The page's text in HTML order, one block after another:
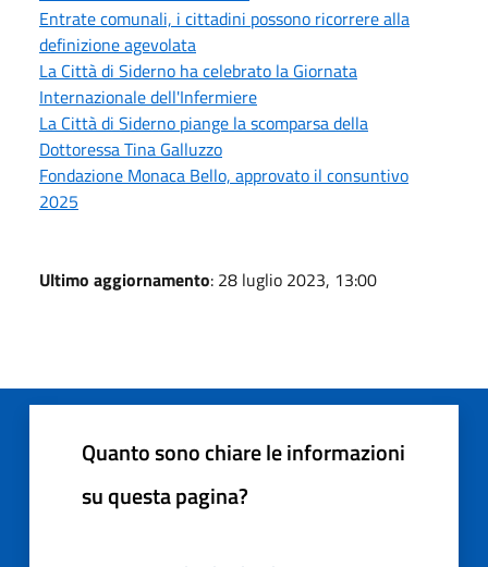
Entrate comunali, i cittadini possono ricorrere alla
definizione agevolata
La Città di Siderno ha celebrato la Giornata
Internazionale dell'Infermiere
La Città di Siderno piange la scomparsa della
Dottoressa Tina Galluzzo
Fondazione Monaca Bello, approvato il consuntivo
2025
Ultimo aggiornamento: 28 luglio 2023, 13:00
Quanto sono chiare le informazioni
su questa pagina?